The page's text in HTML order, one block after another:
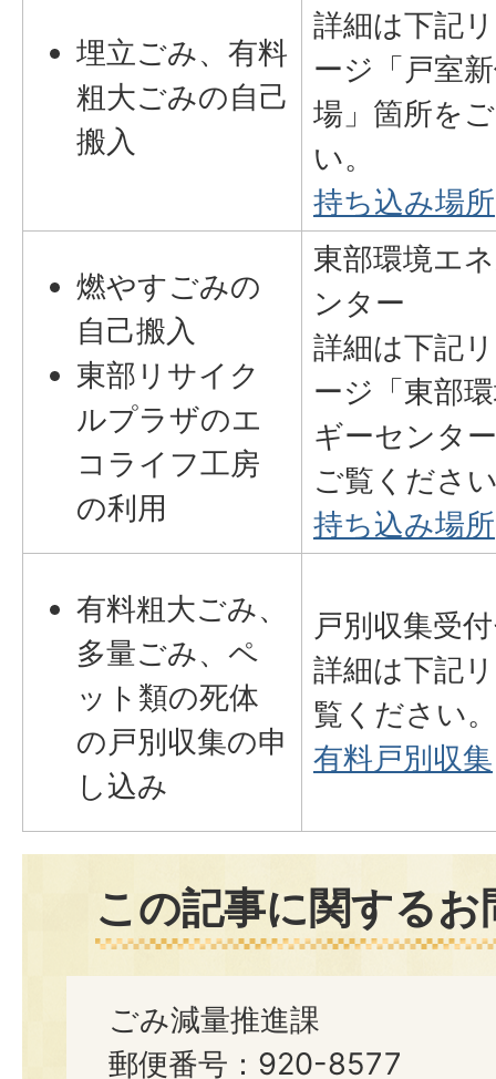
埋立ごみ、有料
粗大ごみの自己
搬入
詳細は下記
ージ「戸室
場」箇所を
い。
持ち込み場所
燃やすごみの
自己搬入
東部リサイク
ルプラザのエ
コライフ工房
の利用
東部環境エ
ンター
詳細は下記
ージ「東部
ギーセンタ
ご覧くださ
持ち込み場所
有料粗大ごみ、
多量ごみ、ペ
ット類の死体
の戸別収集の申
し込み
戸別収集受
詳細は下記
覧ください。
有料戸別収集
この記事に関する
ごみ減量推進課
郵便番号：920-8577